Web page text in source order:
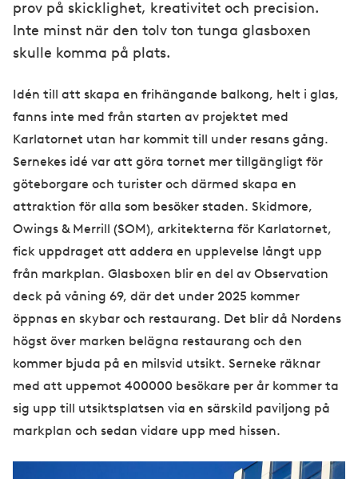
prov på skicklighet, kreativitet och precision.
Inte minst när den tolv ton tunga glasboxen
skulle komma på plats.
Idén till att skapa en frihängande balkong, helt i glas,
fanns inte med från starten av projektet med
Karlatornet utan har kommit till under resans gång.
Sernekes idé var att göra tornet mer tillgängligt för
göteborgare och turister och därmed skapa en
attraktion för alla som besöker staden. Skidmore,
Owings & Merrill (SOM), arkitekterna för Karlatornet,
fick uppdraget att addera en upplevelse långt upp
från markplan. Glasboxen blir en del av Observation
deck på våning 69, där det under 2025 kommer
öppnas en skybar och restaurang. Det blir då Nordens
högst över marken belägna restaurang och den
kommer bjuda på en milsvid utsikt. Serneke räknar
med att uppemot 400000 besökare per år kommer ta
sig upp till utsiktsplatsen via en särskild paviljong på
markplan och sedan vidare upp med hissen.